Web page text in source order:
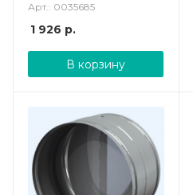
Арт.: 0035685
1 926 р.
В корзину